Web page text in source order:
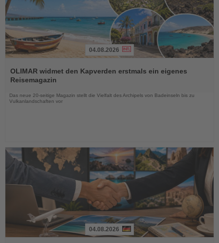
Sie
die
Nachrichten
04.08.2026
OLIMAR widmet den Kapverden erstmals ein eigenes
Reisemagazin
Das neue 20-seitige Magazin stellt die Vielfalt des Archipels von Badeinseln bis zu
Vulkanlandschaften vor
04.08.2026